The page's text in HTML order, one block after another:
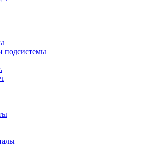
подсистемы